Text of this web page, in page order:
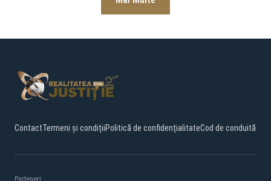
ContactTermeni și condițiiPolitică de confidențialitateCod de conduită
Parteneri: